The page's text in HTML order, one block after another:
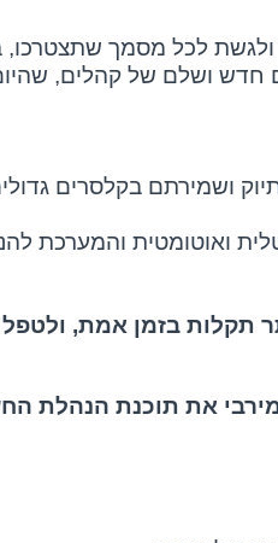
ולגשת לכל מסמך שתצטרכו,
חדש ושלם של קהלים,
ושמירתם בקלסרים
ואוטומטית והמערכת
תקלות בזמן אמת,
את תוכנת הנהלת